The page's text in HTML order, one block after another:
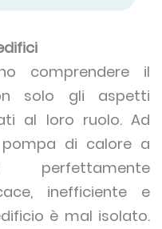
comprendere il
solo gli aspetti
al loro ruolo. Ad
di calore a
perfettamente
inefficiente e
è mal isolato.